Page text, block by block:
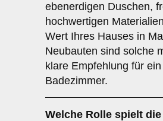
ebenerdigen Duschen,
hochwertigen
Wert Ihres Hauses in
Neubauten sind solche
klare Empfehlung für
Badezimmer.
Welche Rolle spielt